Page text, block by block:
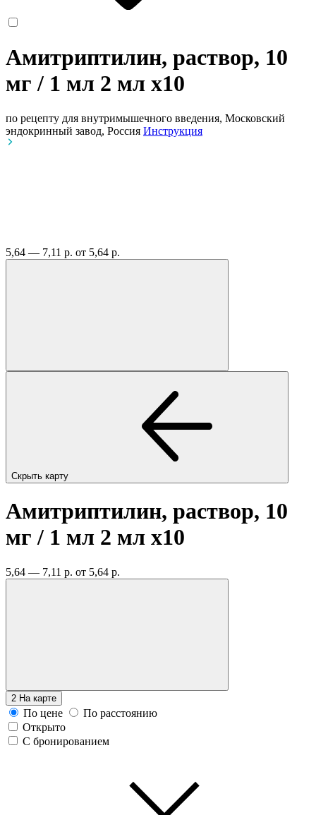
Амитриптилин, раствор, 10
мг / 1 мл 2 мл x10
по рецепту для внутримышечного введения, Московский
эндокринный завод, Россия Инструкция
5,64 — 7,11 р. от 5,64 р.
Скрыть карту
Амитриптилин, раствор, 10
мг / 1 мл 2 мл x10
5,64 — 7,11 р. от 5,64 р.
2 На карте
По цене
По расстоянию
Открыто
С бронированием